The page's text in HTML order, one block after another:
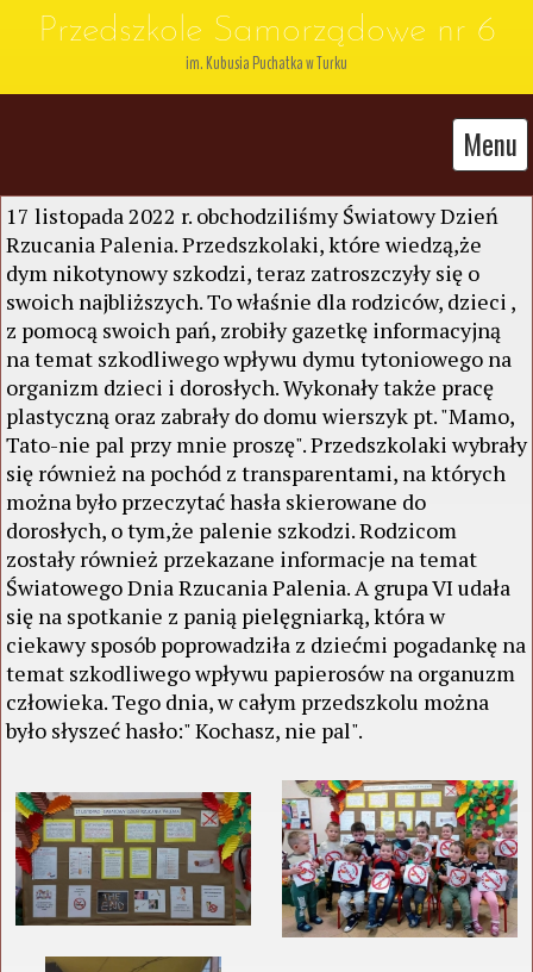
Przedszkole Samorządowe nr 6
im. Kubusia Puchatka w Turku
Menu
17 listopada 2022 r. obchodziliśmy Światowy Dzień
Rzucania Palenia. Przedszkolaki, które wiedzą,że
dym nikotynowy szkodzi, teraz zatroszczyły się o
swoich najbliższych. To właśnie dla rodziców, dzieci ,
z pomocą swoich pań, zrobiły gazetkę informacyjną
na temat szkodliwego wpływu dymu tytoniowego na
organizm dzieci i dorosłych. Wykonały także pracę
plastyczną oraz zabrały do domu wierszyk pt. "Mamo,
Tato-nie pal przy mnie proszę". Przedszkolaki wybrały
się również na pochód z transparentami, na których
można było przeczytać hasła skierowane do
dorosłych, o tym,że palenie szkodzi. Rodzicom
zostały również przekazane informacje na temat
Światowego Dnia Rzucania Palenia. A grupa VI udała
się na spotkanie z panią pielęgniarką, która w
ciekawy sposób poprowadziła z dziećmi pogadankę na
temat szkodliwego wpływu papierosów na organuzm
człowieka. Tego dnia, w całym przedszkolu można
było słyszeć hasło:" Kochasz, nie pal".